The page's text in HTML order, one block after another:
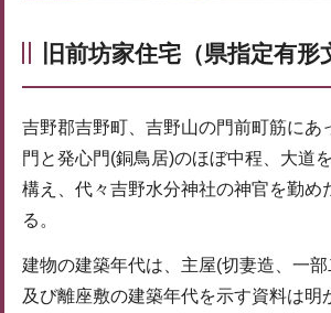
旧前坊家住宅（県指定有形
吉野郡吉野町、吉野山の門前町筋にあ
門と発心門(銅鳥居)のほぼ中程、大道
構え、代々吉野水分神社の神官を勤め
る。
建物の建築年代は、主屋(切妻造、一
及び離座敷の建築年代を示す資料は明